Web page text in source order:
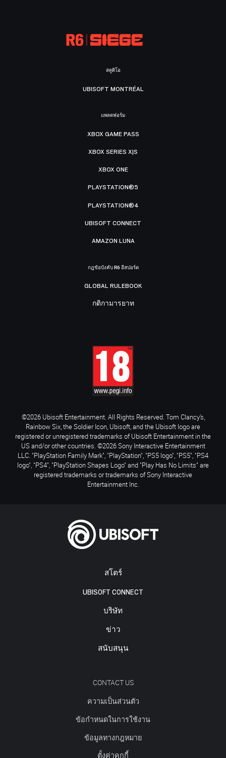
สโตร์
UBISOFT CONNECT
บริษัท
ข่าว
สนับสนุน
CONTACT US
ความเป็นส่วนตัว
ข้อกำหนดในการใช้งาน
ข้อมูลทางกฎหมาย
ตั้งค่าคุกกี้
สตูดิโอ
UBISOFT MONTRÉAL
แพลตฟอร์ม
XBOX GAME PASS
XBOX SERIES X|S
XBOX ONE
PLAYSTATION®5
PLAYSTATION®4
UBISOFT CONNECT
AMAZON LUNA
กฎข้อบังคับ R6 อีสปอร์ต
GLOBAL RULEBOOK
กติกามารยาท
©2026 Ubisoft Entertainment. All Rights Reserved. Tom Clancy’s,
Rainbow Six, the Soldier Icon, Ubisoft, and the Ubisoft logo are
registered or unregistered trademarks of Ubisoft Entertainment in the
US and/or other countries. ©2026 Sony Interactive Entertainment
LLC. "PlayStation Family Mark", "PlayStation", "PS5 logo", "PS5", "PS4
logo", "PS4", "PlayStation Shapes Logo" and "Play Has No Limits" are
registered trademarks or trademarks of Sony Interactive
Entertainment Inc.